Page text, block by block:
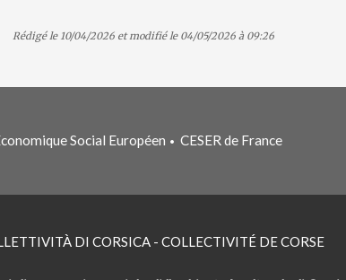
Rédigé le 10/04/2026 et modifié le 04/05/2026 à 09:26
Social Européen • CESER de France
DI CORSICA - COLLECTIVITÉ DE CORSE